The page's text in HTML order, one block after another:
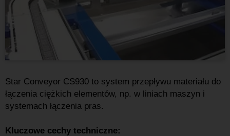
Star Conveyor CS930 to system przepływu materiału do
łączenia ciężkich elementów, np. w liniach maszyn i
systemach łączenia pras.
Kluczowe cechy techniczne: